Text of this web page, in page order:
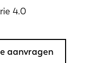
4.0
aanvragen